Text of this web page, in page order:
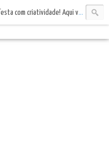
encontra topos de bolo, tags e bandeirinhas. Vem celebrar com estilo!✨